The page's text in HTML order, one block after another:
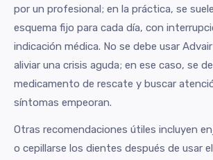
por un profesional; en la práctica, se
esquema fijo para cada día, con
indicación médica. No se debe usar
aliviar una crisis aguda; en ese caso, se
medicamento de rescate y buscar
síntomas empeoran.
Otras recomendaciones útiles incluyen
o cepillarse los dientes después de usar